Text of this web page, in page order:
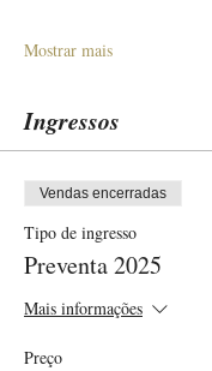
Mostrar mais
Ingressos
Vendas encerradas
Tipo de ingresso
Preventa 2025
Mais informações
Preço